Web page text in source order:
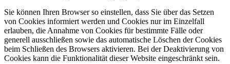
Sie können Ihren Browser so einstellen, dass Sie über das Setzen
von Cookies informiert werden und Cookies nur im Einzelfall
erlauben, die Annahme von Cookies für bestimmte Fälle oder
generell ausschließen sowie das automatische Löschen der Cookies
beim Schließen des Browsers aktivieren. Bei der Deaktivierung von
Cookies kann die Funktionalität dieser Website eingeschränkt sein.